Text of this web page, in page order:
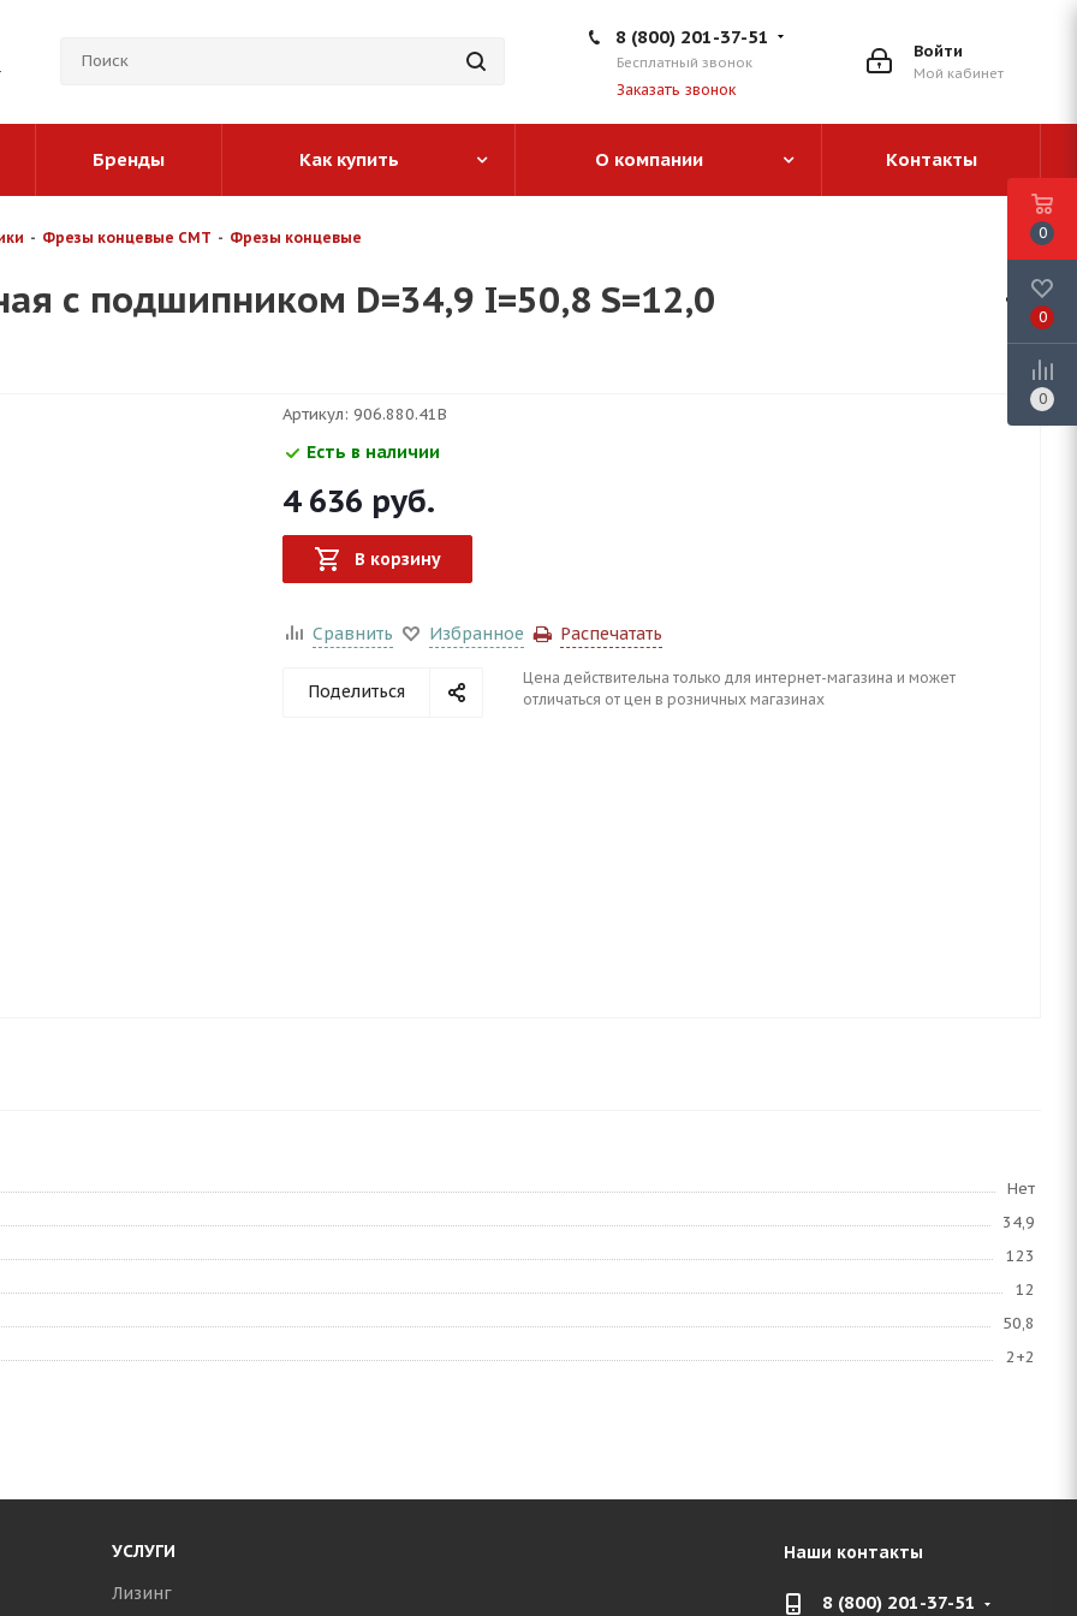
Войти
Мой кабинет
8 (800) 201-37-51
Бесплатный звонок
Заказать звонок
Бренды Как купить О компании Контакты
- Фрезы концевые CMT - Фрезы концевые
с подшипником D=34,9 I=50,8 S=12,0
Артикул: 906.880.41B
Есть в наличии
4 636 руб.
В корзину
Сравнить Избранное Распечатать
Поделиться
Цена действительна только для интернет-магазина и может
отличаться от цен в розничных магазинах
Нет
34,9
123
12
50,8
2+2
УСЛУГИ
Лизинг
Наши контакты
8 (800) 201-37-51
0
0
0